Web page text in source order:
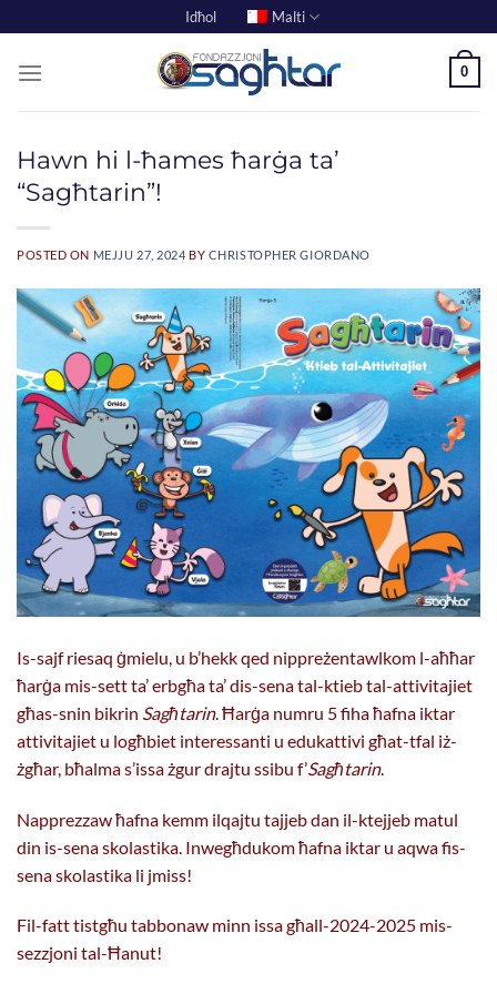
to
content
Idħol Malti
0
Hawn hi l-ħames ħarġa ta’
“Sagħtarin”!
POSTED ON MEJJU 27, 2024 BY CHRISTOPHER GIORDANO
Is-sajf riesaq ġmielu, u b’hekk qed nippreżentawlkom l-aħħar
ħarġa mis-sett ta’ erbgħa ta’ dis-sena tal-ktieb tal-attivitajiet
għas-snin bikrin Sagħtarin. Ħarġa numru 5 fiha ħafna iktar
attivitajiet u logħbiet interessanti u edukattivi għat-tfal iż-
żgħar, bħalma s’issa żgur drajtu ssibu f’Sagħtarin.
Napprezzaw ħafna kemm ilqajtu tajjeb dan il-ktejjeb matul
din is-sena skolastika. Inwegħdukom ħafna iktar u aqwa fis-
sena skolastika li jmiss!
Fil-fatt tistgħu tabbonaw minn issa għall-2024-2025 mis-
sezzjoni tal-Ħanut!